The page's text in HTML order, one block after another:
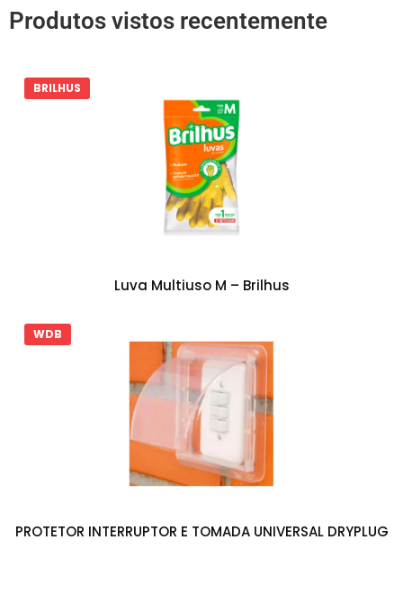
Produtos vistos recentemente
BRILHUS
Luva Multiuso M – Brilhus
WDB
PROTETOR INTERRUPTOR E TOMADA UNIVERSAL DRYPLUG